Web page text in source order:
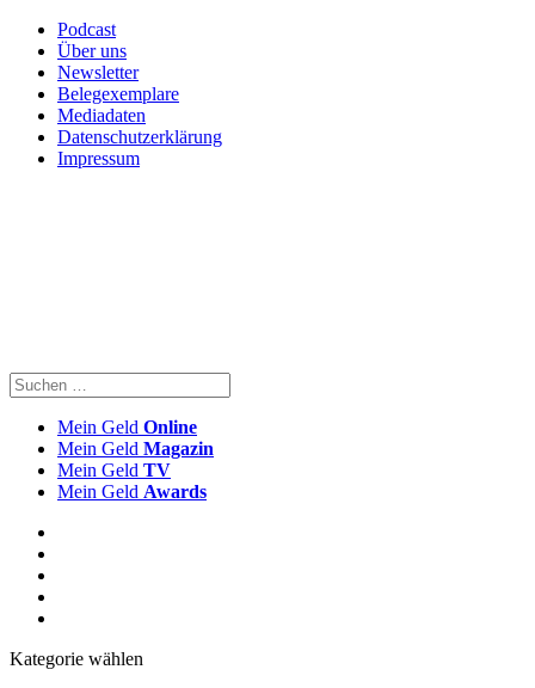
Podcast
Über uns
Newsletter
Belegexemplare
Mediadaten
Datenschutzerklärung
Impressum
Mein Geld Online
Mein Geld Magazin
Mein Geld TV
Mein Geld Awards
Kategorie wählen